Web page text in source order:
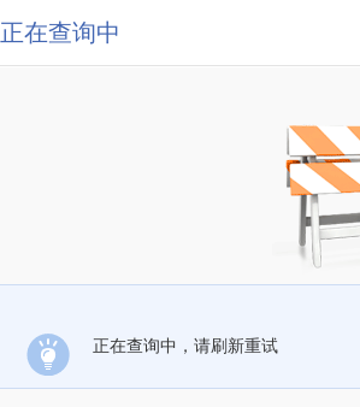
正在查询中
正在查询中，请刷新重试